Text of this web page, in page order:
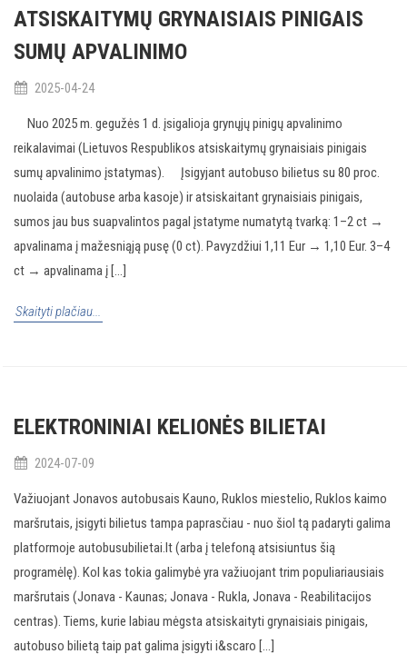
ATSISKAITYMŲ GRYNAISIAIS PINIGAIS
SUMŲ APVALINIMO
2025-04-24
Nuo 2025 m. gegužės 1 d. įsigalioja grynųjų pinigų apvalinimo
reikalavimai (Lietuvos Respublikos atsiskaitymų grynaisiais pinigais
sumų apvalinimo įstatymas). Įsigyjant autobuso bilietus su 80 proc.
nuolaida (autobuse arba kasoje) ir atsiskaitant grynaisiais pinigais,
sumos jau bus suapvalintos pagal įstatyme numatytą tvarką: 1–2 ct →
apvalinama į mažesniąją pusę (0 ct). Pavyzdžiui 1,11 Eur → 1,10 Eur. 3–4
ct → apvalinama į [...]
Skaityti plačiau...
ELEKTRONINIAI KELIONĖS BILIETAI
2024-07-09
Važiuojant Jonavos autobusais Kauno, Ruklos miestelio, Ruklos kaimo
maršrutais, įsigyti bilietus tampa paprasčiau - nuo šiol tą padaryti galima
platformoje autobusubilietai.lt (arba į telefoną atsisiuntus šią
programėlę). Kol kas tokia galimybė yra važiuojant trim populiariausiais
maršrutais (Jonava - Kaunas; Jonava - Rukla, Jonava - Reabilitacijos
centras). Tiems, kurie labiau mėgsta atsiskaityti grynaisiais pinigais,
autobuso bilietą taip pat galima įsigyti i&scaro [...]